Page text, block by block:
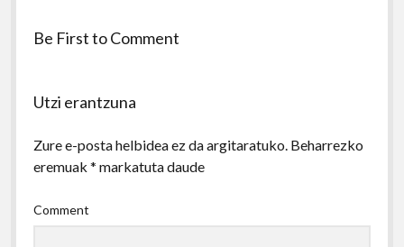
Be First to Comment
Utzi erantzuna
Zure e-posta helbidea ez da argitaratuko. Beharrezko
eremuak * markatuta daude
Comment